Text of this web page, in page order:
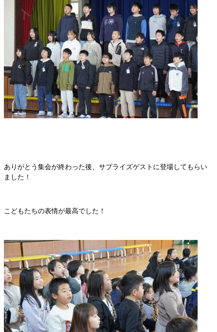
ありがとう集会が終わった後、サプライズゲストに登場してもらい
ました！
こどもたちの表情が最高でした！